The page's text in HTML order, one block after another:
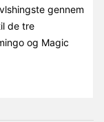
gennem
de tre
og Magic